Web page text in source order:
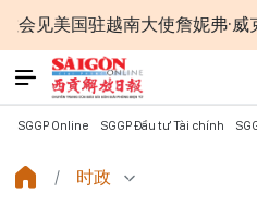
国驻越南大使詹妮弗·威克斯
SGGP Online SGGP Đầu tư Tài chính
时政